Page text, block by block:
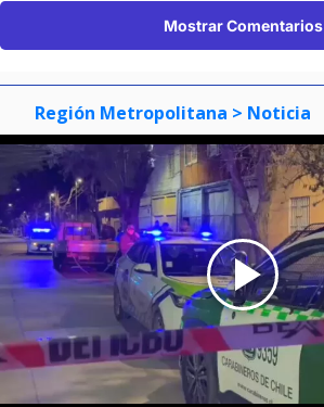
Mostrar Comentarios
Región Metropolitana > Noticia